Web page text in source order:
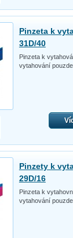
Pinzeta k
31D/40
Pinzeta k
vytahování
Pinzety k
29D/16
Pinzeta k
vytahování